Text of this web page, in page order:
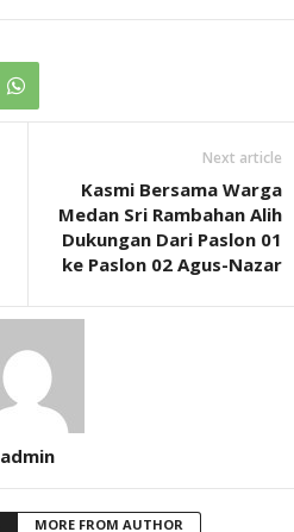
Next article
Kasmi Bersama Warga
Medan Sri Rambahan Alih
Dukungan Dari Paslon 01
ke Paslon 02 Agus-Nazar
admin
MORE FROM AUTHOR